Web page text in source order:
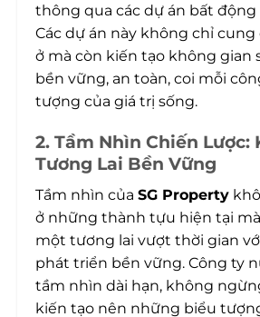
thông qua các dự án bất động
Các dự án này không chỉ
ở mà còn kiến tạo không gian
bền vững, an toàn, coi mỗi
tượng của giá trị sống.
2. Tầm Nhìn Chiến Lược:
Tương Lai Bền Vững
Tầm nhìn củaSG Property
ở những thành tựu hiện tại
một tương lai vượt thời gian
phát triển bền vững. Công ty
tầm nhìn dài hạn, không
kiến tạo nên những biểu